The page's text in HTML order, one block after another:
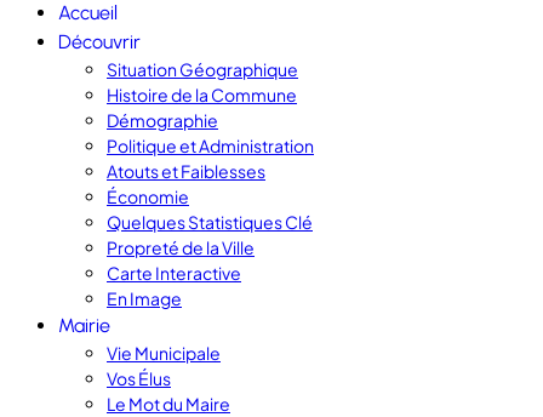
Accueil
Découvrir
Situation Géographique
Histoire de la Commune
Démographie
Politique et Administration
Atouts et Faiblesses
Économie
Quelques Statistiques Clé
Propreté de la Ville
Carte Interactive
En Image
Mairie
Vie Municipale
Vos Élus
Le Mot du Maire